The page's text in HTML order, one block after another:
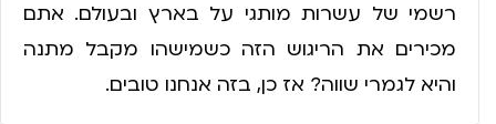
רשמי של עשרות מותגי על בארץ ובעולם. אתם
מכירים את הריגוש הזה כשמישהו מקבל מתנה
והיא לגמרי שווה? אז כן, בזה אנחנו טובים.